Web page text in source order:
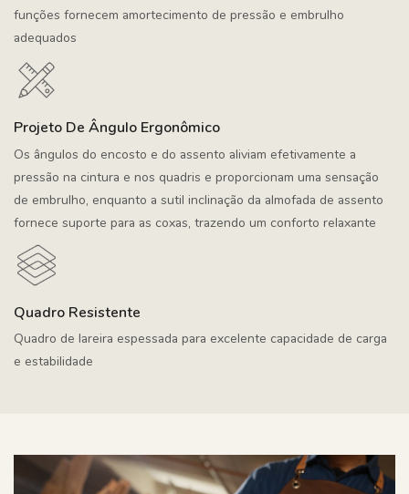
funções fornecem amortecimento de pressão e embrulho
adequados
Projeto De Ângulo Ergonômico
Os ângulos do encosto e do assento aliviam efetivamente a
pressão na cintura e nos quadris e proporcionam uma sensação
de embrulho, enquanto a sutil inclinação da almofada de assento
fornece suporte para as coxas, trazendo um conforto relaxante
Quadro Resistente
Quadro de lareira espessada para excelente capacidade de carga
e estabilidade